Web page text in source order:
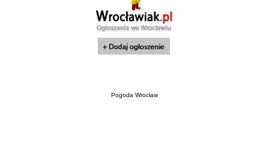
Pogoda Wrocław